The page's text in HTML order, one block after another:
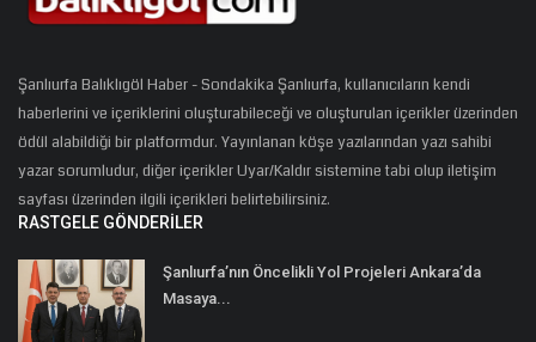
Şanlıurfa Balıklıgöl Haber - Sondakika Şanlıurfa, kullanıcıların kendi
haberlerini ve içeriklerini oluşturabileceği ve oluşturulan içerikler üzerinden
ödül alabildiği bir platformdur. Yayınlanan köşe yazılarından yazı sahibi
yazar sorumludur, diğer içerikler Uyar/Kaldır sistemine tabi olup iletişim
sayfası üzerinden ilgili içerikleri belirtebilirsiniz.
RASTGELE GÖNDERILER
Şanlıurfa’nın Öncelikli Yol Projeleri Ankara’da
Masaya...